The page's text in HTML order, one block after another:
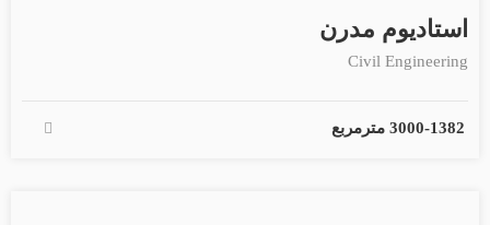
استادیوم مدرن
Civil Engineering
1382
-3000 مترمربع